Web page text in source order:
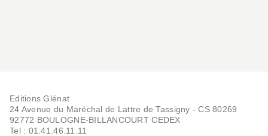
Editions Glénat
24 Avenue du Maréchal de Lattre de Tassigny - CS 80269
92772 BOULOGNE-BILLANCOURT CEDEX
Tel : 01.41.46.11.11